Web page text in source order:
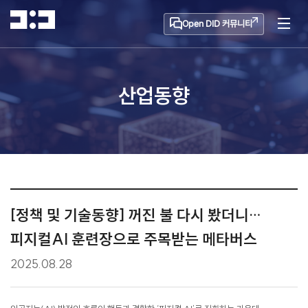
Open DID 커뮤니티
산업동향
[정책 및 기술동향] 꺼진 불 다시 봤더니…
피지컬AI 훈련장으로 주목받는 메타버스
2025.08.28